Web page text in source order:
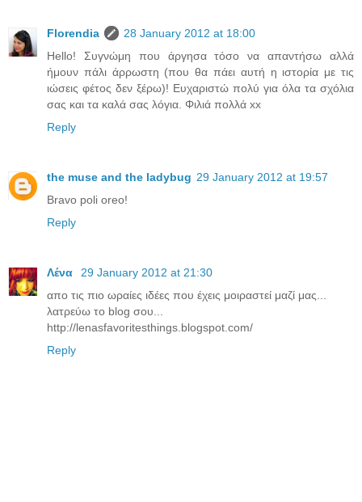
Florendia
28 January 2012 at 18:00
Hello! Συγνώμη που άργησα τόσο να απαντήσω αλλά
ήμουν πάλι άρρωστη (που θα πάει αυτή η ιστορία με τις
ιώσεις φέτος δεν ξέρω)! Ευχαριστώ πολύ για όλα τα σχόλια
σας και τα καλά σας λόγια. Φιλιά πολλά xx
Reply
the muse and the ladybug 29 January 2012 at 19:57
Bravo poli oreo!
Reply
Λένα
29 January 2012 at 21:30
απο τις πιο ωραίες ιδέες που έχεις μοιραστεί μαζί μας...
λατρεύω το blog σου...
http://lenasfavoritesthings.blogspot.com/
Reply